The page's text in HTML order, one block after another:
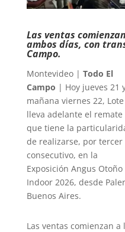
Las ventas
ambos días, con
Campo.
Montevideo | Todo El
Campo | Hoy jueves 21
mañana viernes 22, Lote
lleva adelante el remate
que tiene la
de realizarse, por tercer
consecutivo, en la
Exposición Angus Otoño
Indoor 2026, desde
Buenos Aires.
Las ventas comienzan